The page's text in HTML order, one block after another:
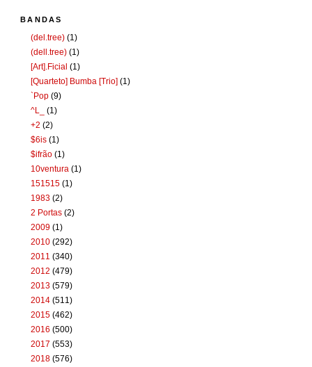
BANDAS
(del.tree) (1)
(dell.tree) (1)
[Art].Ficial (1)
[Quarteto] Bumba [Trio] (1)
`Pop (9)
^L_
(1)
+2 (2)
$6is (1)
$ifrão (1)
10ventura (1)
151515 (1)
1983 (2)
2 Portas (2)
2009 (1)
2010 (292)
2011 (340)
2012 (479)
2013 (579)
2014 (511)
2015 (462)
2016 (500)
2017 (553)
2018 (576)